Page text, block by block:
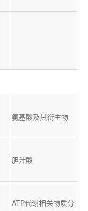
氨基酸及其衍生物
胆汁酸
ATP代谢相关物质分